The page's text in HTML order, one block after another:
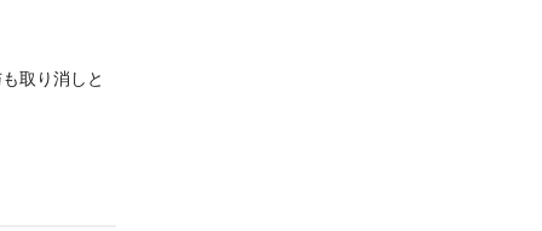
取り消しと